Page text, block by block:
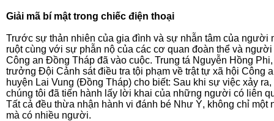
Giải mã bí mật trong chiếc điện thoại
Trước sự thản nhiên của gia đình và sự nhẫn tâm của người
ruột cùng với sự phẫn nộ của các cơ quan đoàn thể và người
Công an Đồng Tháp đã vào cuộc. Trung tá Nguyễn Hồng
trưởng Đội Cảnh sát điều tra tội phạm về trật tự xã hội Công
huyện Lai Vung (Đồng Tháp) cho biết: Sau khi sự việc xảy ra,
chúng tôi đã tiến hành lấy lời khai của những người có liên
Tất cả đều thừa nhận hành vi đánh bé Như Ý, không chỉ một
mà có nhiều người.